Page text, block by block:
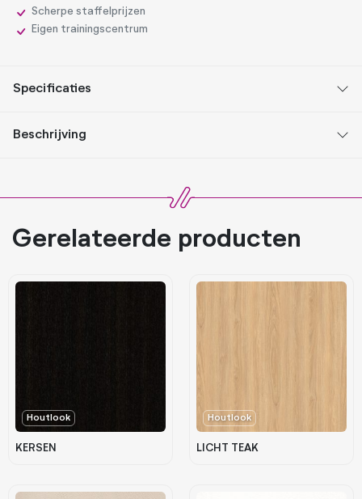
Scherpe staffelprijzen
Eigen trainingscentrum
Specificaties
Beschrijving
Gerelateerde producten
Houtlook
KERSEN
Houtlook
LICHT TEAK